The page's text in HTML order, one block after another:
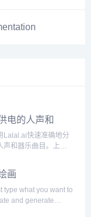
电的人声和
曲目清除器
Lalal.ai快速准确地分
声和器乐曲目。上传
收高质量的提取曲
.画
type what you want to
and generate